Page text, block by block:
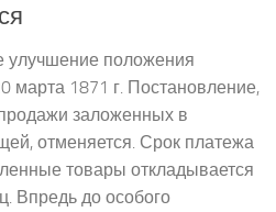
улучшение положения
марта 1871 г. Постановление,
заложенных в
отменяется. Срок платежа
товары откладывается
Впредь до особого